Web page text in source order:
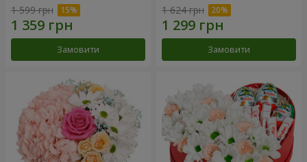
1 599 грн
Замовити
1 624 грн
Замовити